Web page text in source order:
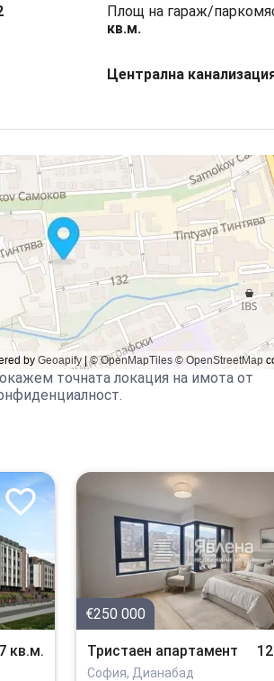
Площ на гараж/
кв.м.
Централна
точната локация на имота от
кв.м.
€250 000
Тристаен апартамент
София, Дианабад